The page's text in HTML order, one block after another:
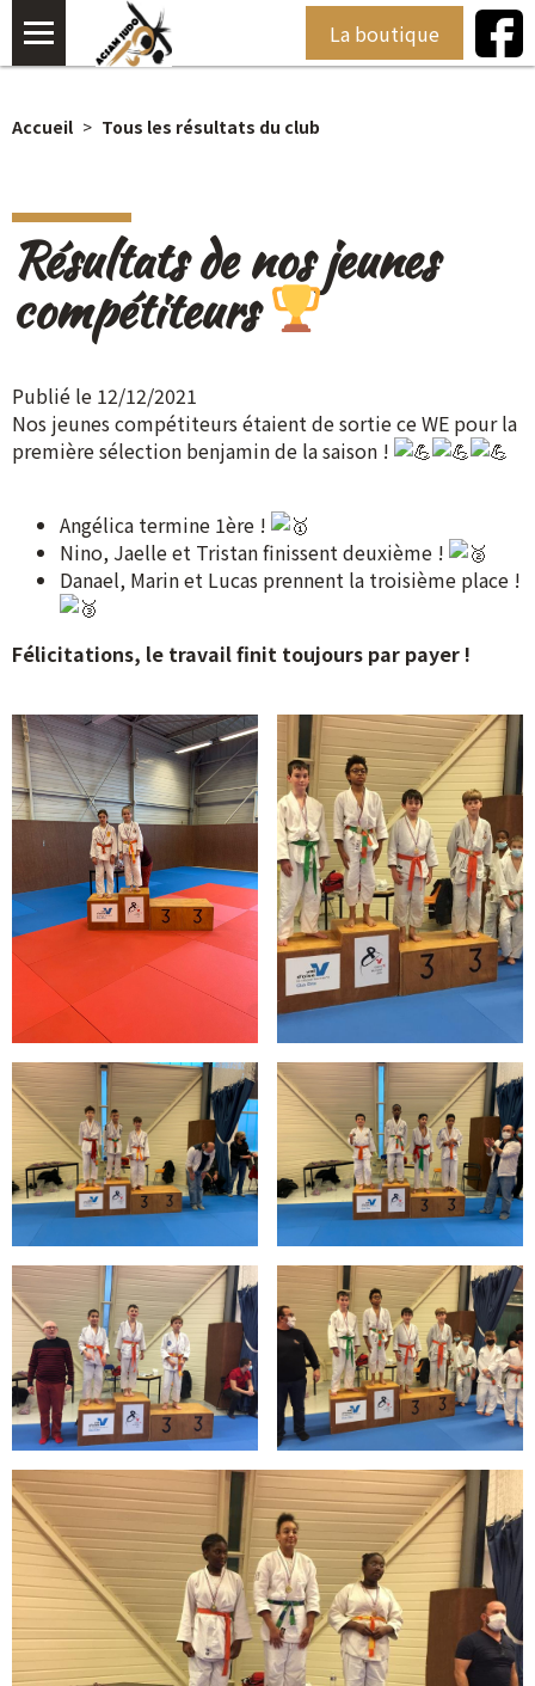
La boutique
Accueil Tous les résultats du club
Résultats de nos jeunes
compétiteurs
Publié le 12/12/2021
Nos jeunes compétiteurs étaient de sortie ce WE pour la
première sélection benjamin de la saison !
Angélica termine 1ère !
Nino, Jaelle et Tristan finissent deuxième !
Danael, Marin et Lucas prennent la troisième place !
Félicitations, le travail finit toujours par payer !